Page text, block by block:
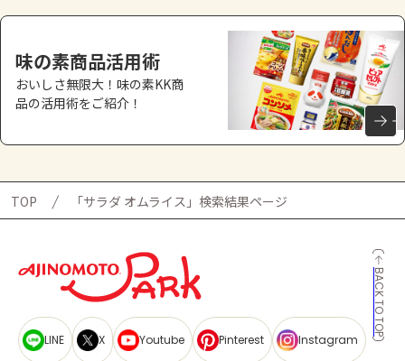
お買い物
AJINOMOTO PARK とは
味の素商品活用術
おいしさ無限大！味の素KK商
品の活用術をご紹介！
TOP 「サラダ オムライス」検索結果ページ
BACK TO TOP
LINE X Youtube Pinterest Instagram